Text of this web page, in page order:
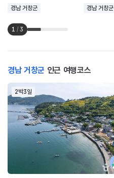
경남 거창군 경남 거창군
1 / 3
경남 거창군 인근 여행코스
2박3일